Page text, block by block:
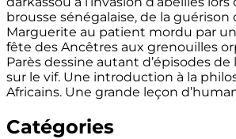
brousse sénégalaise, de la guérison
Marguerite au patient mordu par
fête des Ancêtres aux grenouilles
Parès dessine autant d’épisodes de
sur le vif. Une introduction à la
Africains. Une grande leçon
Catégories